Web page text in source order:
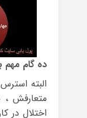
ده گام
البته
متعارفش
اختلال در